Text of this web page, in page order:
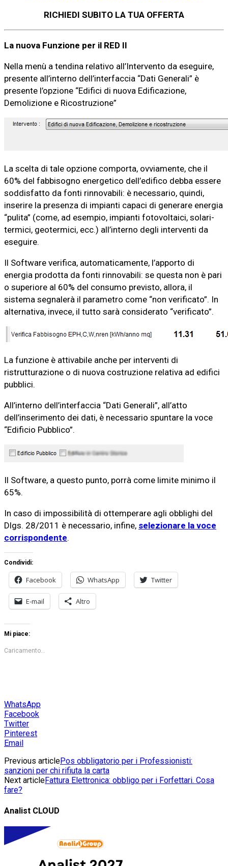
RICHIEDI SUBITO LA TUA OFFERTA
La nuova Funzione per il RED II
Nella menù a tendina relativo all’Intervento da eseguire,
presente all’interno dell’interfaccia “Dati Generali” è
presente l’opzione “Edifici di nuova Edificazione,
Demolizione e Ricostruzione”
La scelta di tale opzione comporta, ovviamente, che il
60% del fabbisogno energetico dell’edifico debba essere
soddisfatto da fonti rinnovabili: è necessario, quindi,
inserire la presenza di impianti capaci di generare energia
“pulita” (come, ad esempio, impianti fotovoltaici, solari-
termici, geotermici, ecc.) all’interno degli interventi da
eseguire.
Il Software verifica, automaticamente, l’apporto di
energia prodotta da fonti rinnovabili: se questa non è pari
o superiore al 60% del consumo previsto, allora, il
sistema segnalerà il parametro come “non verificato”. In
alternativa, invece, il tutto sarà considerato “verificato”.
La funzione è attivabile anche per interventi di
ristrutturazione o di nuova costruzione relativa ad edifici
pubblici.
All’interno dell’interfaccia “Dati Generali”, all’atto
dell’inserimento dei dati, è necessario spuntare la voce
“Edificio Pubblico”.
Il Software, a questo punto, porrà come limite minimo il
65%.
In caso di impossibilità di ottemperare agli obblighi del
Dlgs. 28/2011 è necessario, infine, selezionare la voce
corrispondente.
Condividi:
Facebook WhatsApp Twitter
E-mail Altro
Mi piace:
Caricamento...
WhatsApp
Facebook
Twitter
Pinterest
Email
Previous articlePos obbligatorio per i Professionisti:
sanzioni per chi rifiuta la carta
Next articleFattura Elettronica: obbligo per i Forfettari. Cosa
fare?
Analist CLOUD